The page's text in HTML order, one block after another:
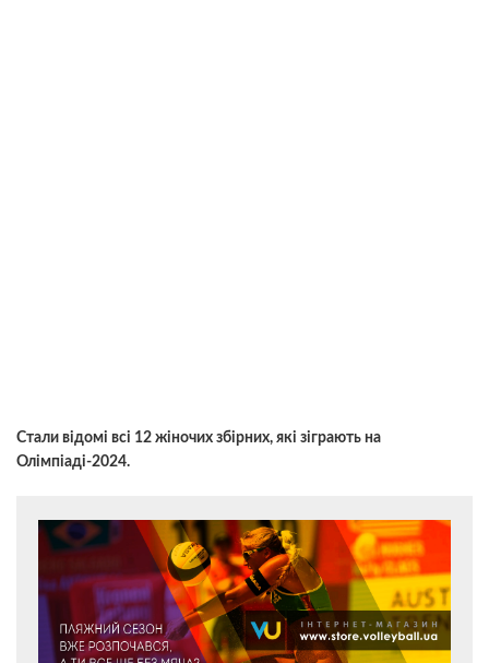
Стали відомі всі 12 жіночих збірних, які зіграють на
Олімпіаді-2024.